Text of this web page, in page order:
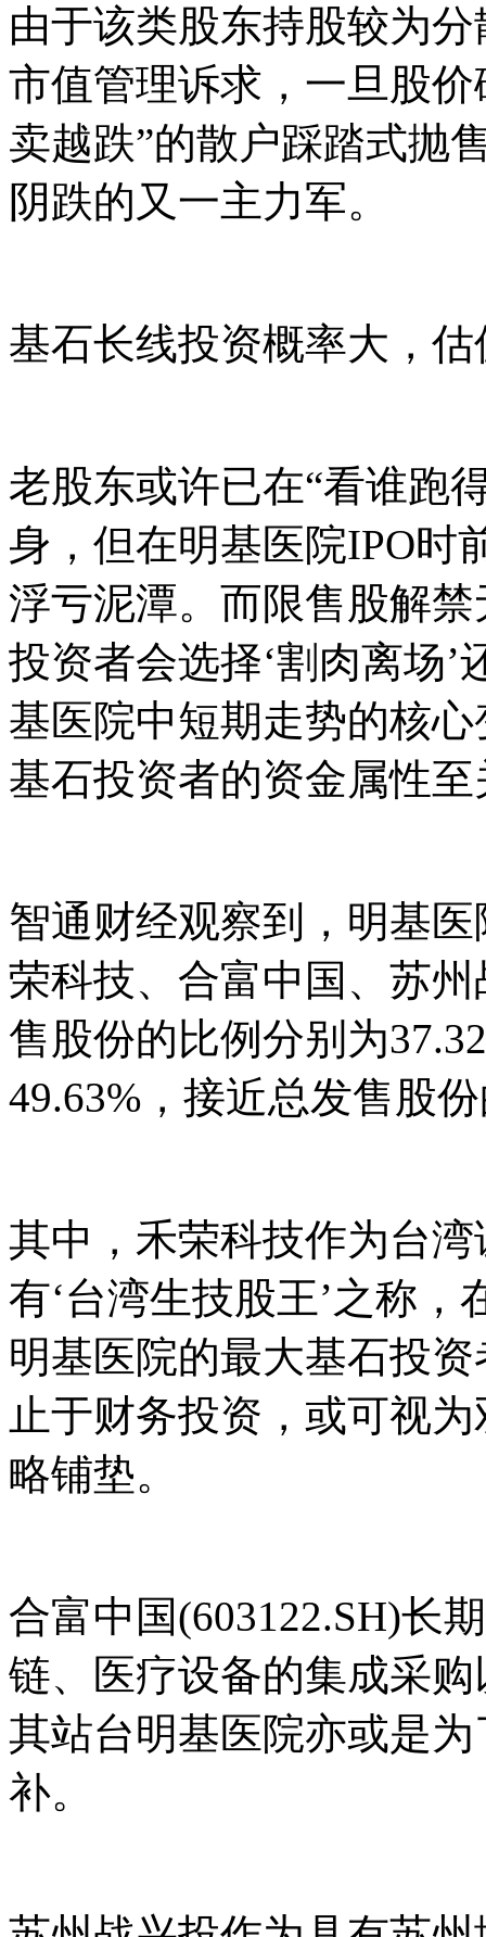
由于该类股东持股较为
市值管理诉求，一旦股
卖越跌”的散户踩踏式抛
阴跌的又一主力军。
基石长线投资概率大，
老股东或许已在“看谁跑
身，但在明基医院IPO时
浮亏泥潭。而限售股解
投资者会选择‘割肉离场’
基医院中短期走势的核
基石投资者的资金属性
智通财经观察到，明基
荣科技、合富中国、苏
售股份的比例分别为
49.63%，接近总发售股
其中，禾荣科技作为台
有‘台湾生技股王’之称
明基医院的最大基石投
止于财务投资，或可视
略铺垫。
合富中国(603122.SH)长
链、医疗设备的集成采
其站台明基医院亦或是
补。